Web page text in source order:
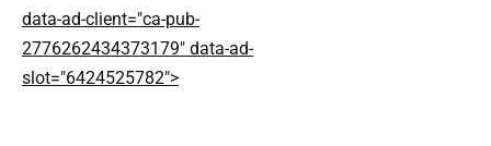
data-ad-client="ca-pub-
2776262434373179" data-ad-
slot="6424525782">